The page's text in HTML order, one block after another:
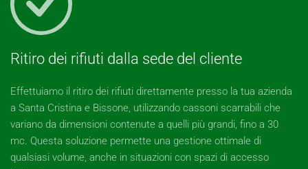
Ritiro dei rifiuti dalla sede del cliente
Effettuiamo il ritiro dei rifiuti direttamente presso la tua azienda
a Santa Cristina e Bissone, utilizzando cassoni scarrabili che
variano da dimensioni contenute a quelli più grandi, fino a 30
mc. Questa soluzione permette una gestione ottimale di
qualsiasi volume, anche in situazioni con spazi di accesso